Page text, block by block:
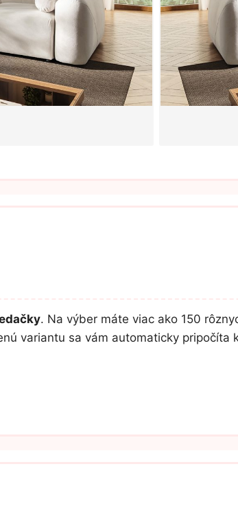
. Na výber máte viac ako 150
variantu sa vám automaticky pripočíta